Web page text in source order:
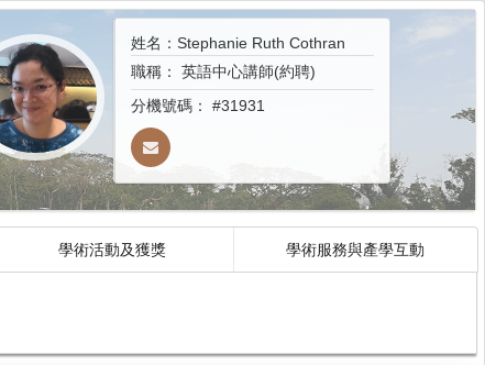
姓名：Stephanie Ruth Cothran
職稱： 英語中心講師(約聘)
分機號碼： #31931
學術活動及獲獎 學術服務與產學互動